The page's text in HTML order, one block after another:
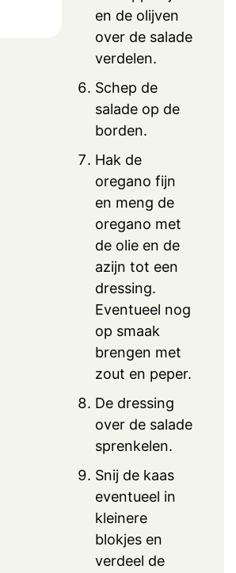
en de olijven
over de salade
verdelen.
Schep de
salade op de
borden.
Hak de
oregano fijn
en meng de
oregano met
de olie en de
azijn tot een
dressing.
Eventueel nog
op smaak
brengen met
zout en peper.
De dressing
over de salade
sprenkelen.
Snij de kaas
eventueel in
kleinere
blokjes en
verdeel de